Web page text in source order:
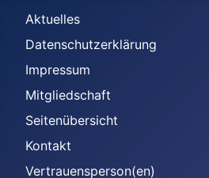
Aktuelles
Datenschutzerklärung
Impressum
Mitgliedschaft
Seitenübersicht
Kontakt
Vertrauensperson(en)